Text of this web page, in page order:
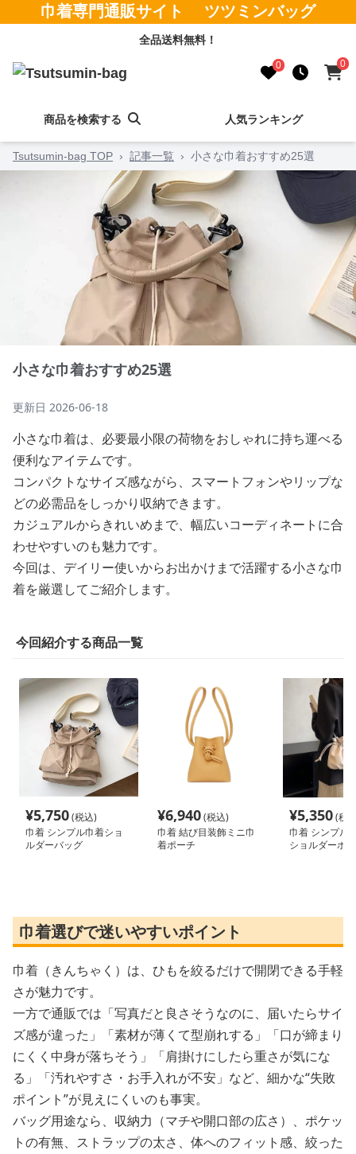
巾着専門通販サイト ツツミンバッグ
全品送料無料！
0 0
商品を検索する 人気ランキング
Tsutsumin-bag TOP › 記事一覧 › 小さな巾着おすすめ25選
小さな巾着おすすめ25選
更新日 2026-06-18
小さな巾着は、必要最小限の荷物をおしゃれに持ち運べる
便利なアイテムです。
コンパクトなサイズ感ながら、スマートフォンやリップな
どの必需品をしっかり収納できます。
カジュアルからきれいめまで、幅広いコーディネートに合
わせやすいのも魅力です。
今回は、デイリー使いからお出かけまで活躍する小さな巾
着を厳選してご紹介します。
今回紹介する商品一覧
¥5,750(税込)
巾着 シンプル巾着ショ
ルダーバッグ
¥6,940(税込)
巾着 結び目装飾ミニ巾
着ポーチ
¥5,350(税
巾着 シンプル
ショルダーポ
巾着選びで迷いやすいポイント
巾着（きんちゃく）は、ひもを絞るだけで開閉できる手軽
さが魅力です。
一方で通販では「写真だと良さそうなのに、届いたらサイ
ズ感が違った」「素材が薄くて型崩れする」「口が締まり
にくく中身が落ちそう」「肩掛けにしたら重さが気にな
る」「汚れやすさ・お手入れが不安」など、細かな“失敗
ポイント”が見えにくいのも事実。
バッグ用途なら、収納力（マチや開口部の広さ）、ポケッ
トの有無、ストラップの太さ、体へのフィット感、絞った